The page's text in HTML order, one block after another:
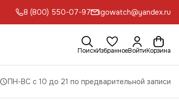
8 (800) 550-07-97 igowatch@yandex.ru
ПоискИзбранноеВойтиКорзина
ПН-ВС с 10 до 21 по предварительной записи